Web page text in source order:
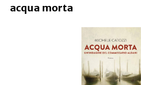
acqua morta